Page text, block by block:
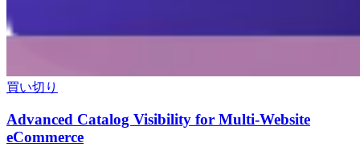
買い切り
Advanced Catalog Visibility for Multi-Website
eCommerce